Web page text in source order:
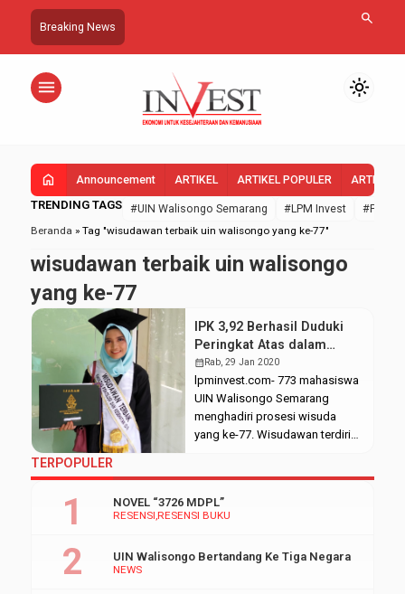
Breaking News search
menu light_mode
home Announcement ARTIKEL ARTIKEL POPULER ARTIKEL
TRENDING TAGS #UIN Walisongo Semarang #LPM Invest
#FEBI
Beranda » Tag "wisudawan terbaik uin walisongo yang ke-77"
wisudawan terbaik uin walisongo
yang ke-77
IPK 3,92 Berhasil Duduki
Peringkat Atas dalam
Wisuda ke-77 UIN
Walisongo
calendar_monthRab, 29 Jan 2020
lpminvest.com- 773 mahasiswa
UIN Walisongo Semarang
menghadiri prosesi wisuda
yang ke-77. Wisudawan terdiri
wisuda dipimpin langsung oleh
UIN Walisongo. Rabu
TERPOPULER
RESENSI RESENSI BUKU
NOVEL “3726 MDPL”
NEWS
UIN Walisongo Bertandang Ke Tiga Negara